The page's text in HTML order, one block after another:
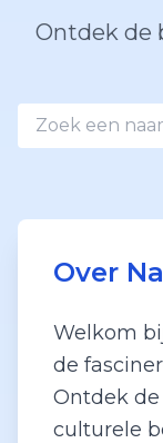
Ontdek de
Over
Welkom
de
Ontdek
culturele